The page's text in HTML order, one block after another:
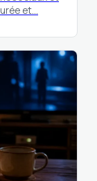
et…